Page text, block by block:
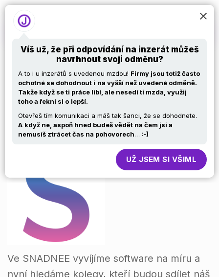
PHP Laravel
Developer / Full
stack developer
Ve SNADNEE vyvíjíme software na míru a
nyní hledáme kolegy, kteří budou sdílet náš
Víš už, že při odpovídání na inzerát můžeš
navrhnout svoji odměnu?
A to i u inzerátů s uvedenou mzdou! Firmy jsou totiž často
ochotné se dohodnout i na vyšší než uvedené odměně.
Takže když se ti práce líbí, ale nesedí ti mzda, využij
toho a řekni si o lepší.
Otevřeš tím komunikaci a máš tak šanci, že se dohodnete.
A když ne, aspoň hned budeš vědět na čem jsi a
nemusíš ztrácet čas na pohovorech… :-)
UŽ JSEM SI VŠIML